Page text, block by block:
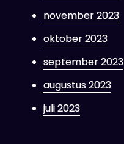
november 2023
oktober 2023
september 2023
augustus 2023
juli 2023